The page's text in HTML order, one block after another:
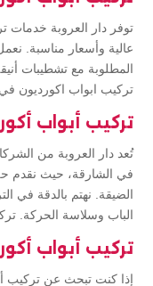
توفر دار العروبة خدمات
عالية وأسعار مناسبة.
المطلوبة مع تشطيبات
تركيب ابواب اكورديون في
تركيب أبواب
تُعد دار العروبة من
في الشارقة، حيث نقدم
الضيقة. نهتم بالدقة في
الباب وسلاسة الحركة.
تركيب أبواب
إذا كنت تبحث عن تركيب